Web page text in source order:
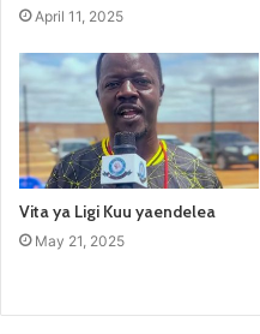
April 11, 2025
Vita ya Ligi Kuu yaendelea
May 21, 2025